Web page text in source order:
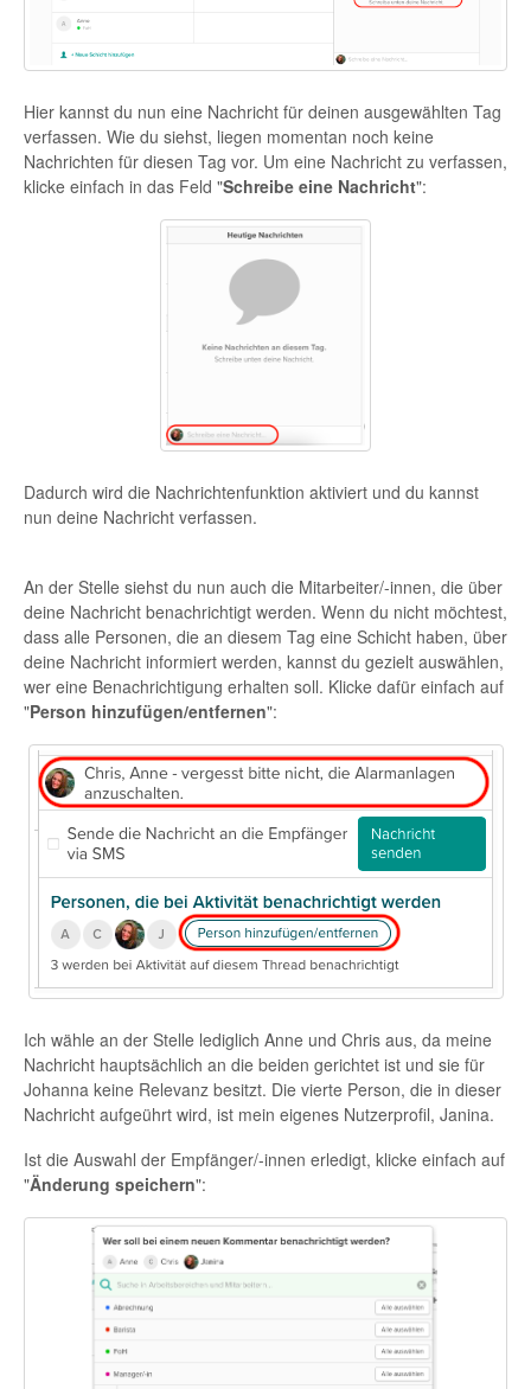
Hier kannst du nun eine Nachricht für deinen ausgewählten Tag
verfassen. Wie du siehst, liegen momentan noch keine
Nachrichten für diesen Tag vor. Um eine Nachricht zu verfassen,
klicke einfach in das Feld "Schreibe eine Nachricht":
Dadurch wird die Nachrichtenfunktion aktiviert und du kannst
nun deine Nachricht verfassen.
An der Stelle siehst du nun auch die Mitarbeiter/-innen, die über
deine Nachricht benachrichtigt werden. Wenn du nicht möchtest,
dass alle Personen, die an diesem Tag eine Schicht haben, über
deine Nachricht informiert werden, kannst du gezielt auswählen,
wer eine Benachrichtigung erhalten soll. Klicke dafür einfach auf
"Person hinzufügen/entfernen":
Ich wähle an der Stelle lediglich Anne und Chris aus, da meine
Nachricht hauptsächlich an die beiden gerichtet ist und sie für
Johanna keine Relevanz besitzt. Die vierte Person, die in dieser
Nachricht aufgeührt wird, ist mein eigenes Nutzerprofil, Janina.
Ist die Auswahl der Empfänger/-innen erledigt, klicke einfach auf
"Änderung speichern":